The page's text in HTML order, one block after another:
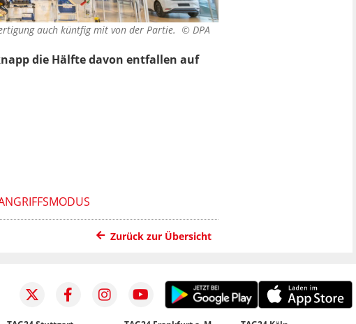
auch küntfig mit von der Partie. © DPA
die Hälfte davon entfallen auf
Zurück zur Übersicht